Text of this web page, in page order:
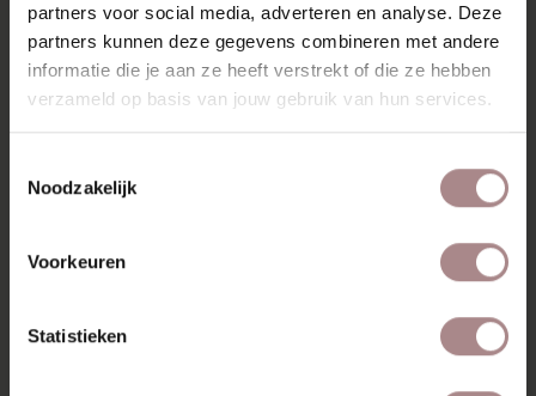
partners voor social media, adverteren en analyse. Deze
partners kunnen deze gegevens combineren met andere
informatie die je aan ze heeft verstrekt of die ze hebben
verzameld op basis van jouw gebruik van hun services.
Noodzakelijk
Voorkeuren
Statistieken